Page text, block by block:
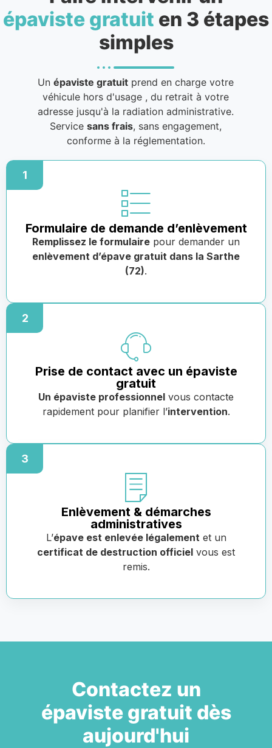
épaviste gratuit en 3 étapes
simples
Unépaviste gratuit prend en charge votre
véhicule hors d'usage , du retrait à votre
adresse jusqu'à la radiation administrative.
Servicesans frais, sans engagement,
conforme à la réglementation.
1
Formulaire de demande d’enlèvement
Remplissez le formulaire pour demander un
enlèvement d’épave gratuit dans la Sarthe
(72).
2
Prise de contact avec un épaviste
gratuit
Un épaviste professionnel vous contacte
rapidement pour planifier l’intervention.
3
Enlèvement & démarches
administratives
L’épave est enlevée légalement et un
certificat de destruction officiel vous est
remis.
Contactez un
épaviste gratuit dès
aujourd'hui